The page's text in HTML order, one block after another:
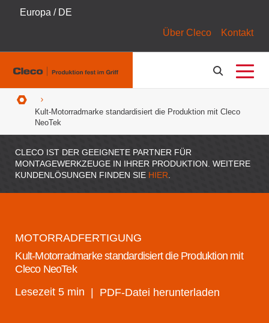
Europa / DE
Über Cleco
Kontakt
Pfadnavigation
Kult-Motorradmarke standardisiert die Produktion mit Cleco
NeoTek
CLECO IST DER GEEIGNETE PARTNER FÜR
MONTAGEWERKZEUGE IN IHRER PRODUKTION. WEITERE
KUNDENLÖSUNGEN FINDEN SIE HIER
MOTORRADFERTIGUNG
Kult-Motorradmarke standardisiert die Produktion mit
Cleco NeoTek
Lesezeit 5 min PDF-Datei herunterladen